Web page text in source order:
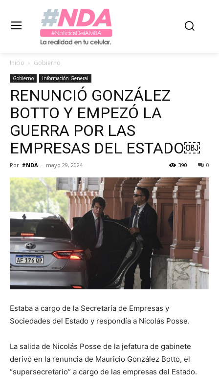
Inicio Gobierno
Gobierno Información General
RENUNCIÓ GONZÁLEZ
BOTTO Y EMPEZÓ LA
GUERRA POR LAS
EMPRESAS DEL ESTADO￼
Por #NDA - mayo 29, 2024 0
390
Estaba a cargo de la Secretaría de Empresas y
Sociedades del Estado y respondía a Nicolás Posse.
La salida de Nicolás Posse de la jefatura de gabinete
derivó en la renuncia de Mauricio González Botto, el
“supersecretario” a cargo de las empresas del Estado.